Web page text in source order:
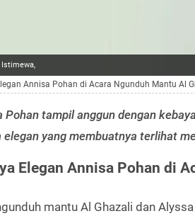
Istimewa,
Annisa Pohan di Acara Ngunduh Mantu Al
Pohan tampil anggun dengan
elegan yang membuatnya terlihat
Elegan Annisa Pohan di
mantu Al Ghazali dan